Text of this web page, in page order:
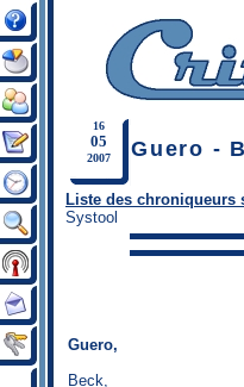
16
05
2007 Guero -
Liste des chroniqueurs
Systool
Guero,
Beck,